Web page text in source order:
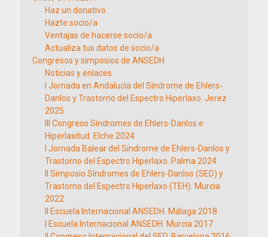
Haz un donativo
Hazte socio/a
Ventajas de hacerse socio/a
Actualiza tus datos de socio/a
Congresos y simposios de ANSEDH
Noticias y enlaces
I Jornada en Andalucía del Síndrome de Ehlers-
Danlos y Trastorno del Espectro Hiperlaxo. Jerez
2025
III Congreso Síndromes de Ehlers-Danlos e
Hiperlaxitud. Elche 2024
I Jornada Balear del Síndrome de Ehlers-Danlos y
Trastorno del Espectro Hiperlaxo. Palma 2024
II Simposio Síndromes de Ehlers-Danlos (SED) y
Trastorno del Espectro Hiperlaxo (TEH). Murcia
2022
II Escuela Internacional ANSEDH. Málaga 2018
I Escuela Internacional ANSEDH. Murcia 2017